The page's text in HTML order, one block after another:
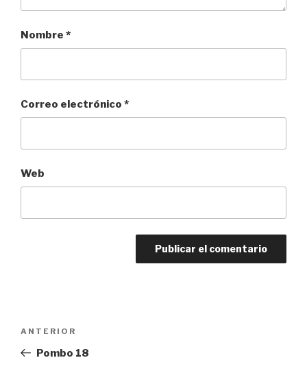
Nombre *
Correo electrónico *
Web
entradas
Entrada
anterior:
ANTERIOR
Pombo 18